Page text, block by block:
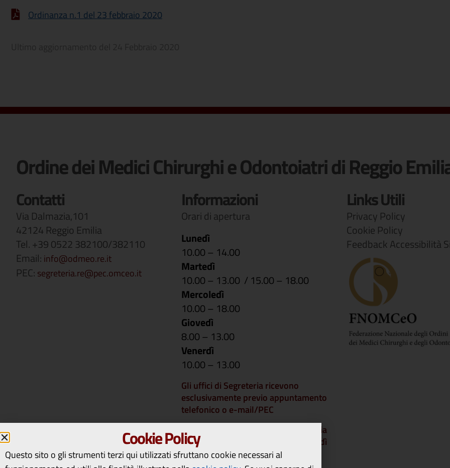
Ordinanza n.1 del 23 febbraio 2020
Ordine dei Medici Chirurghi e Odontoiatri di Reggio
Contatti
Via Dalmazia,101
42124 Reggio Emilia
Tel. +39 0522 382100/382110
Email: info@odmeo.re.it
PEC: segreteria.re@pec.omceo.it
Informazioni
Orari di apertura
Lunedì
10.00 – 14.00
Martedì
10.00 – 13.00 / 15.00 – 18.00
Mercoledì
10.00 – 18.00
Giovedì
8.00 – 13.00
Venerdì
10.00 – 13.00
Gli uffici di Segreteria ricevono
esclusivamente previo appuntamento
telefonico o e-mail/PEC
Si comunica che gli Uffici di Segreteria
rimarranno chiusi a partire da venerdì
14 a venerdì 21 agosto 2026 e
Links Utili
Privacy Policy
Cookie Policy
Feedback Accessibilità
Cookie Policy
Questo sito o gli strumenti terzi qui utilizzati sfruttano cookie necessari al